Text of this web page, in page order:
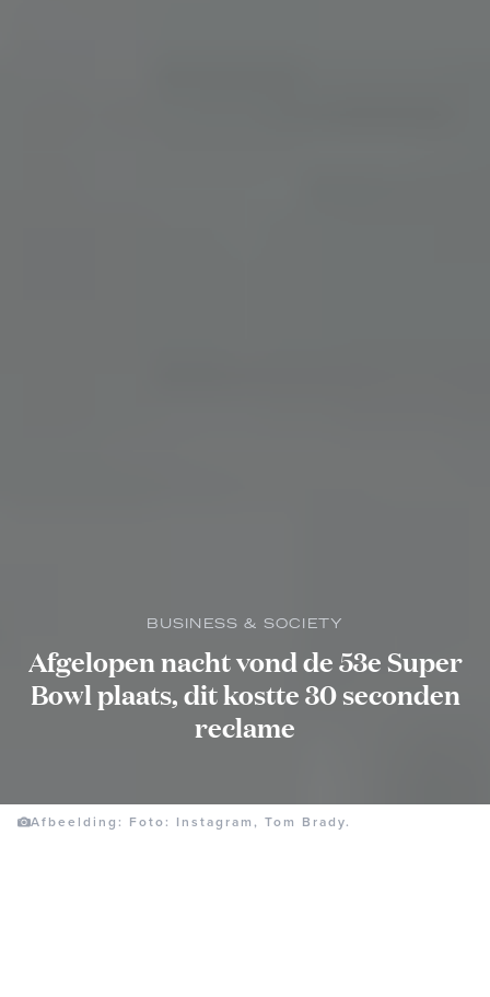
BUSINESS & SOCIETY
Afgelopen nacht vond de 53e Super
Bowl plaats, dit kostte 30 seconden
reclame
Afbeelding: Foto: Instagram, Tom Brady.